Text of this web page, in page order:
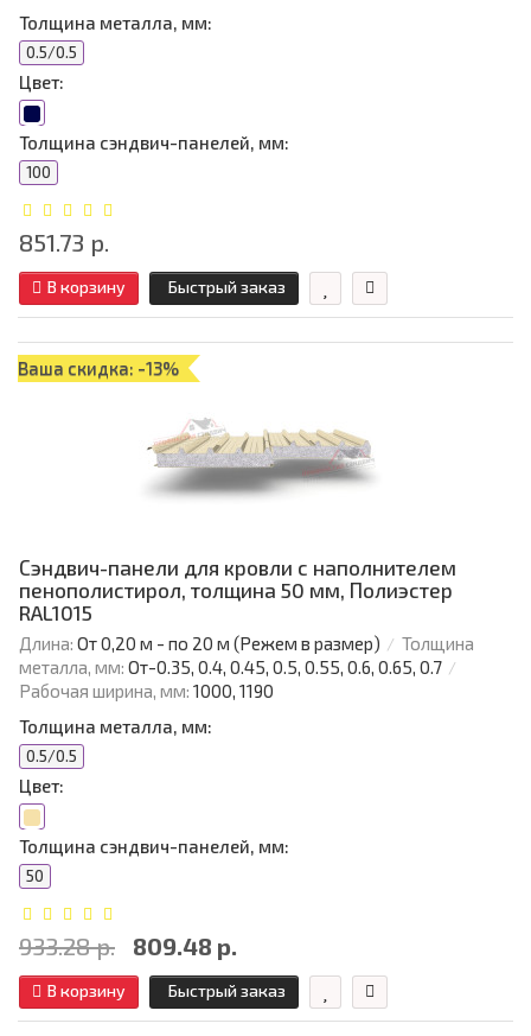
Толщина металла, мм:
0.5/0.5
Цвет:
Толщина сэндвич-панелей, мм:
100
851.73 р.
В корзину Быстрый заказ
Ваша скидка: -13%
Сэндвич-панели для кровли с наполнителем
пенополистирол, толщина 50 мм, Полиэстер
RAL1015
Длина: От 0,20 м - по 20 м (Режем в размер)
Толщина
металла, мм: От-0.35, 0.4, 0.45, 0.5, 0.55, 0.6, 0.65, 0.7
Рабочая ширина, мм: 1000, 1190
Толщина металла, мм:
0.5/0.5
Цвет:
Толщина сэндвич-панелей, мм:
50
933.28 р. 809.48 р.
В корзину Быстрый заказ